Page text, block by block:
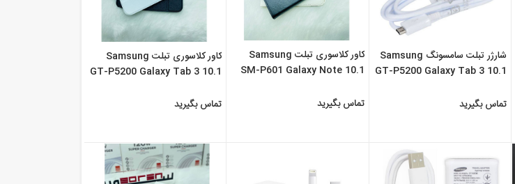
شارژر تبلت سامسونگ Samsung
GT-P5200 Galaxy Tab 3 10.1
تماس بگیرید
کاور کلاسوری تبلت Samsung
SM-P601 Galaxy Note 10.1
تماس بگیرید
کاور کلاسوری تبلت Samsung
GT-P5200 Galaxy Tab 3 10.1
تماس بگیرید